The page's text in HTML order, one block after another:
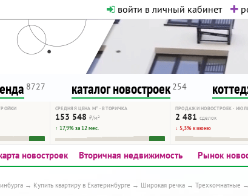
войти в личный кабинет
Никакого шок-
как он помогает вам.
8727 каталог новостроек 254
СРЕДНЯЯ ЦЕНА М² · ВТОРИЧКА
153 548 ₽/м²
↑ 17,9% за 12 мес.
ПРОДАЖИ НОВОСТРОЕК ·
2 481 сделок
↓ 5,3% к июню
новостроек Вторичная недвижимость Рынок
Купить квартиру в Екатеринбурге Широкая речка Трехкомнатные